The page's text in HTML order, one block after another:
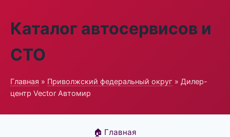
Каталог автосервисов и
СТО
Главная » Приволжский федеральный округ » Дилер-
центр Vector Автомир
🏠 Главная